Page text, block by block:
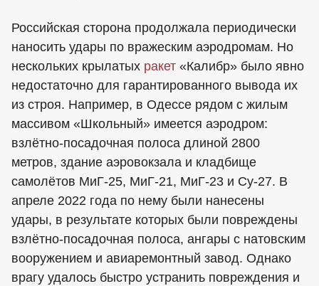
Российская сторона продолжала периодически
наносить удары по вражеским аэродромам. Но
нескольких крылатых ракет «Калибр» было явно
недостаточно для гарантированного вывода их
из строя. Например, в Одессе рядом с жилым
массивом «Школьный» имеется аэродром:
взлётно-посадочная полоса длиной 2800
метров, здание аэровокзала и кладбище
самолётов МиГ-25, МиГ-21, МиГ-23 и Су-27. В
апреле 2022 года по нему были нанесены
удары, в результате которых были повреждены
взлётно-посадочная полоса, ангары с натовским
вооружением и авиаремонтный завод. Однако
врагу удалось быстро устранить повреждения и